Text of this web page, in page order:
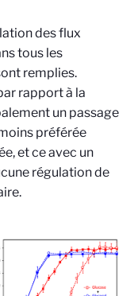
des flux
tous les
remplies.
rapport à la
un passage
préférée
et ce avec un
régulation de